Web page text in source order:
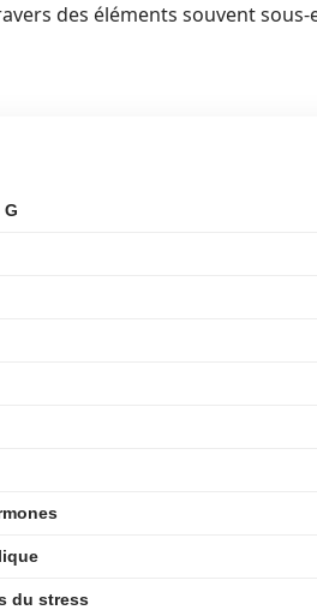
des éléments souvent
du stress